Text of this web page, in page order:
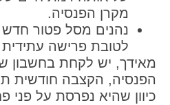
מקרן הפנסיה.
נהנים מסל פטור
לטובת פרישה
מאידך, יש לקחת בחשבון
הפנסיה, הקצבה חודשית
כיוון שהיא נפרסת על פני